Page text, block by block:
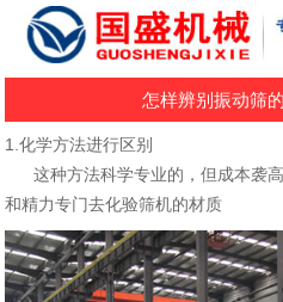
怎样辨别振动筛
1.化学方法进行区别
这种方法科学专业的，但成本袭
和精力专门去化验筛机的材质